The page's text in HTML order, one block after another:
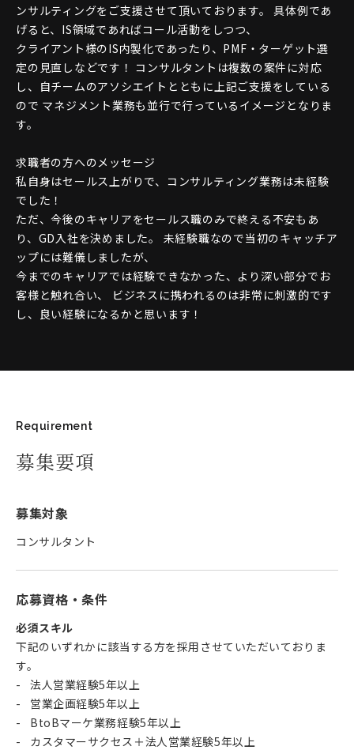
ンサルティングをご支援させて頂いております。 具体例であ
げると、IS領域であればコール活動をしつつ、
クライアント様のIS内製化であったり、PMF・ターゲット選
定の見直しなどです！ コンサルタントは複数の案件に対応
し、自チームのアソシエイトとともに上記ご支援をしている
ので マネジメント業務も並行で行っているイメージとなりま
す。
求職者の方へのメッセージ
私自身はセールス上がりで、コンサルティング業務は未経験
でした！
ただ、今後のキャリアをセールス職のみで終える不安もあ
り、GD入社を決めました。 未経験職なので当初のキャッチア
ップには難儀しましたが、
今までのキャリアでは経験できなかった、より深い部分でお
客様と触れ合い、 ビジネスに携われるのは非常に刺激的です
し、良い経験になるかと思います！
Requirement
募集要項
募集対象
コンサルタント
応募資格・条件
必須スキル
下記のいずれかに該当する方を採用させていただいておりま
す。
法人営業経験5年以上
営業企画経験5年以上
BtoBマーケ業務経験5年以上
カスタマーサクセス＋法人営業経験5年以上